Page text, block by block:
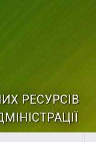
РЕСУРСІВ